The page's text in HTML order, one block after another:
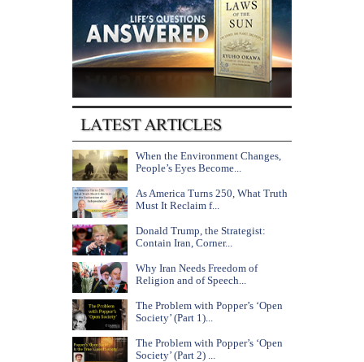
When the Environment Changes,
People’s Eyes Become...
As America Turns 250, What Truth
Must It Reclaim f...
Donald Trump, the Strategist:
Contain Iran, Corner...
Why Iran Needs Freedom of
Religion and of Speech...
The Problem with Popper’s ‘Open
Society’ (Part 1)...
The Problem with Popper’s ‘Open
Society’ (Part 2) ...